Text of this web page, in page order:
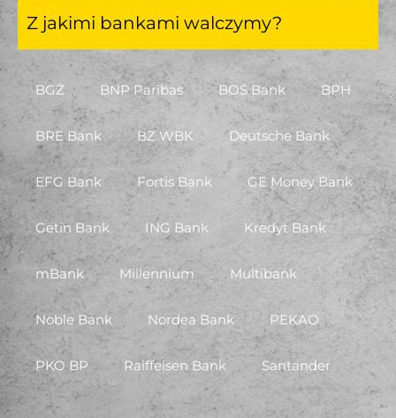
Z jakimi bankami walczymy?
BGŻ BNP Paribas BOŚ Bank BPH
BRE Bank BZ WBK Deutsche Bank
EFG Bank Fortis Bank GE Money Bank
Getin Bank ING Bank Kredyt Bank
mBank Millennium Multibank
Noble Bank Nordea Bank PEKAO
PKO BP Raiffeisen Bank Santander